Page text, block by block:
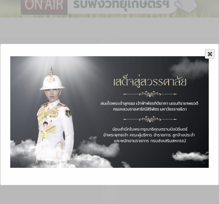
บริการกรมส่งเสริมสหกรณ์